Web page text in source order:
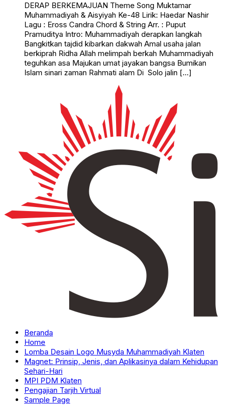
DERAP BERKEMAJUAN Theme Song Muktamar
Muhammadiyah & Aisyiyah Ke-48 Lirik: Haedar Nashir
Lagu : Eross Candra Chord & String Arr. : Puput
Pramuditya Intro: Muhammadiyah derapkan langkah
Bangkitkan tajdid kibarkan dakwah Amal usaha jalan
berkiprah Ridha Allah melimpah berkah Muhammadiyah
teguhkan asa Majukan umat jayakan bangsa Bumikan
Islam sinari zaman Rahmati alam Di Solo jalin […]
Beranda
Home
Lomba Desain Logo Musyda Muhammadiyah Klaten
Magnet: Prinsip, Jenis, dan Aplikasinya dalam Kehidupan
Sehari-Hari
MPI PDM Klaten
Pengajian Tarjih Virtual
Sample Page